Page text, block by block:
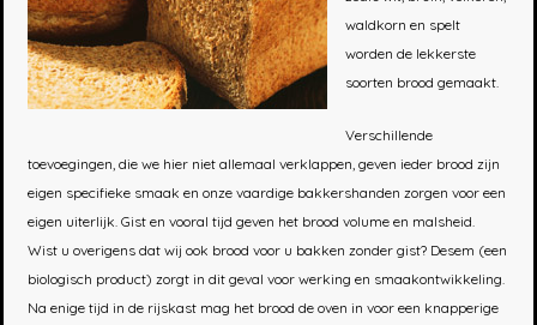
waldkorn en spelt
worden de lekkerste
soorten brood gemaakt.
Verschillende
toevoegingen, die we hier niet allemaal verklappen, geven ieder brood zijn
eigen specifieke smaak en onze vaardige bakkershanden zorgen voor een
eigen uiterlijk. Gist en vooral tijd geven het brood volume en malsheid.
Wist u overigens dat wij ook brood voor u bakken zonder gist? Desem (een
biologisch product) zorgt in dit geval voor werking en smaakontwikkeling.
Na enige tijd in de rijskast mag het brood de oven in voor een knapperige